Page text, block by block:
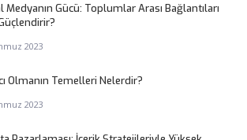
Medyanın Gücü: Toplumlar Arası Bağlantıları
2023
Olmanın Temelleri Nelerdir?
2023